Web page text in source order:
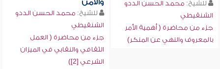
للشيخ: محمد الحسن الددو
الشنقيطي
جزء من محاضرة ( أهمية الأمر
بالمعروف والنهي عن المنكر)
والأمن
للشيخ: محمد الحسن الددو
الشنقيطي
جزء من محاضرة ( العمل
الثقافي والنقابي في الميزان
الشرعي [2])